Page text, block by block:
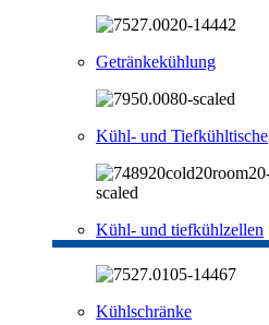
Getränkekühlung
Kühl- und Tiefkühltische
Kühl- und tiefkühlzellen
Kühlschränke